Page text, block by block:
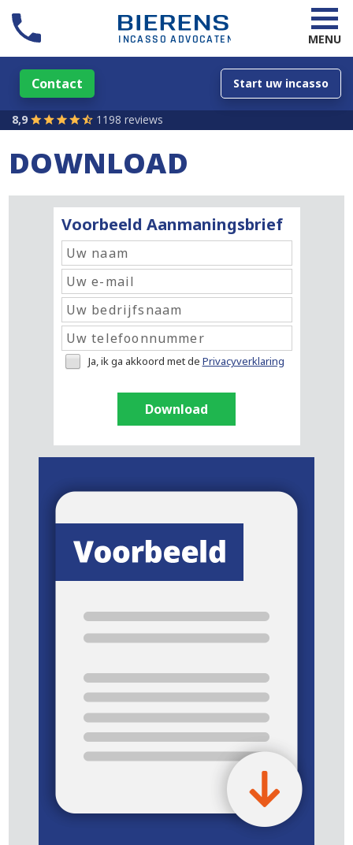
MENU
Contact Start uw incasso
8,9 1198 reviews
DOWNLOAD
Voorbeeld Aanmaningsbrief
Ja, ik ga akkoord met de Privacyverklaring
Download